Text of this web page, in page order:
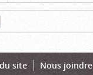
site Nous joindre